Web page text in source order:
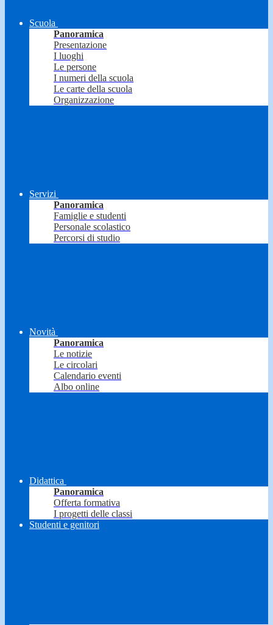
Scuola
Panoramica
Presentazione
I luoghi
Le persone
I numeri della scuola
Le carte della scuola
Organizzazione
Servizi
Panoramica
Famiglie e studenti
Personale scolastico
Percorsi di studio
Novità
Panoramica
Le notizie
Le circolari
Calendario eventi
Albo online
Didattica
Panoramica
Offerta formativa
I progetti delle classi
Studenti e genitori